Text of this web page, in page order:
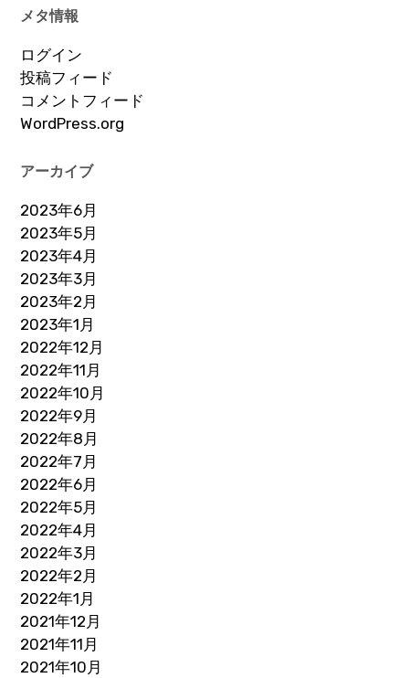
メタ情報
ログイン
投稿フィード
コメントフィード
WordPress.org
アーカイブ
2023年6月
2023年5月
2023年4月
2023年3月
2023年2月
2023年1月
2022年12月
2022年11月
2022年10月
2022年9月
2022年8月
2022年7月
2022年6月
2022年5月
2022年4月
2022年3月
2022年2月
2022年1月
2021年12月
2021年11月
2021年10月